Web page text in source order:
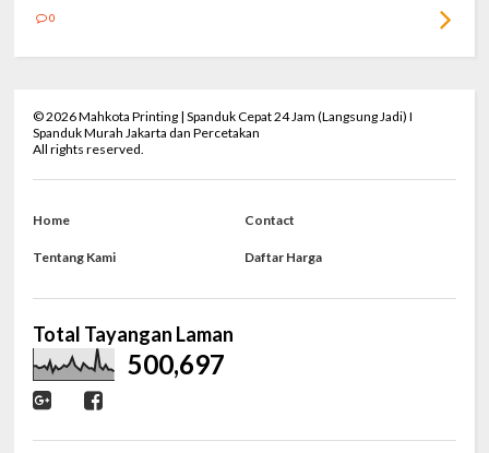
0
©2026Mahkota Printing | Spanduk Cepat 24 Jam (Langsung Jadi) I
Spanduk Murah Jakarta dan Percetakan
All rights reserved.
Home Contact
Tentang Kami Daftar Harga
Total Tayangan Laman
500,697